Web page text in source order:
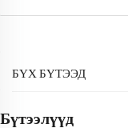
БҮХ БҮТЭЭД
Бүтээлүүд